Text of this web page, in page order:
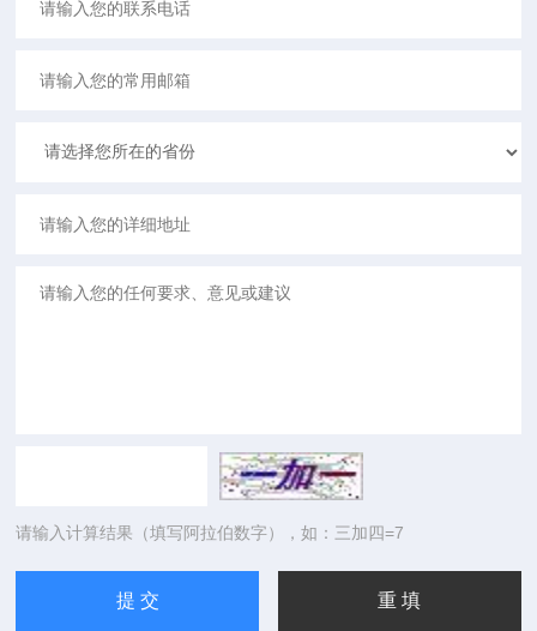
请输入计算结果（填写阿拉伯数字），如：三加四=7